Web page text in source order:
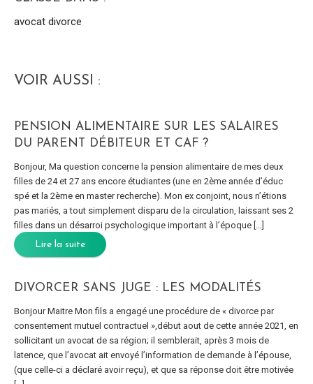
avocat divorce
VOIR AUSSI :
PENSION ALIMENTAIRE SUR LES SALAIRES
DU PARENT DÉBITEUR ET CAF ?
Bonjour, Ma question concerne la pension alimentaire de mes deux
filles de 24 et 27 ans encore étudiantes (une en 2ème année d’éduc
spé et la 2ème en master recherche). Mon ex conjoint, nous n’étions
pas mariés, a tout simplement disparu de la circulation, laissant ses 2
filles dans un désarroi psychologique important à l’époque […]
Lire la suite
DIVORCER SANS JUGE : LES MODALITÉS
Bonjour Maitre Mon fils a engagé une procédure de « divorce par
consentement mutuel contractuel »,début aout de cette année 2021, en
sollicitant un avocat de sa région; il semblerait, après 3 mois de
latence, que l’avocat ait envoyé l’information de demande à l’épouse,
(que celle-ci a déclaré avoir reçu), et que sa réponse doit être motivée